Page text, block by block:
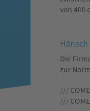
von 400
Die
zur
///
///